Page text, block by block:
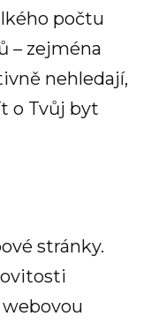
počtu
– zejména
nehledají,
o Tvůj byt
stránky.